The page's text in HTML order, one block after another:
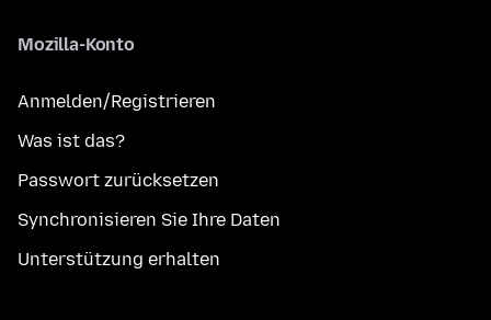
Mozilla-Konto
Anmelden/Registrieren
Was ist das?
Passwort zurücksetzen
Synchronisieren Sie Ihre Daten
Unterstützung erhalten